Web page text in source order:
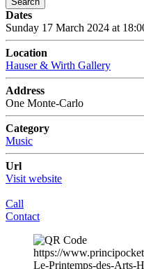
Dates
Sunday 17 March 2024 at
Location
Hauser & Wirth Gallery
Address
One Monte-Carlo
Category
Music
Url
Visit website
Call
Contact